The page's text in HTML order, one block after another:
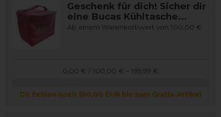
Geschenk für dich! Sicher dir
eine Bucas Kühltasche...
Ab einem Warenkorbwert von 100,00 €
0,00 € / 100,00 € – 199,99 €
Dir fehlen noch 100,00 EUR bis zum Gratis-Artikel